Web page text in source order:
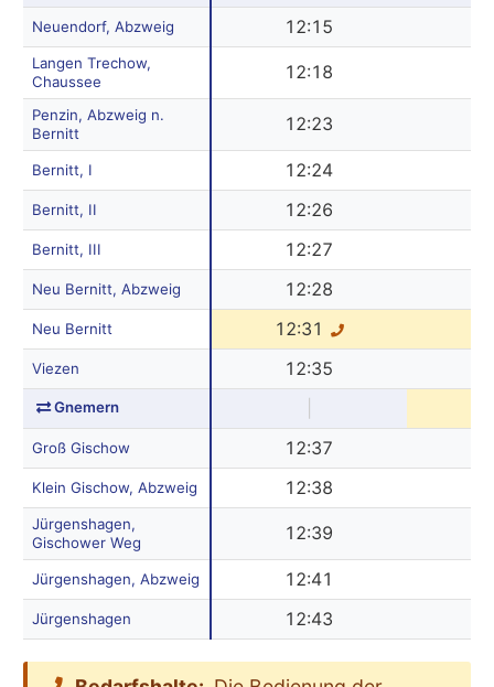
Neuendorf, Abzweig 12:15
Langen Trechow,
Chaussee
12:18
Penzin, Abzweig n.
Bernitt
12:23
Bernitt, I 12:24
Bernitt, II 12:26
Bernitt, III 12:27
Neu Bernitt, Abzweig 12:28
Neu Bernitt 12:31
Viezen 12:35
Gnemern
Groß Gischow 12:37
Klein Gischow, Abzweig 12:38
Jürgenshagen,
Gischower Weg
12:39
Jürgenshagen, Abzweig 12:41
Jürgenshagen 12:43